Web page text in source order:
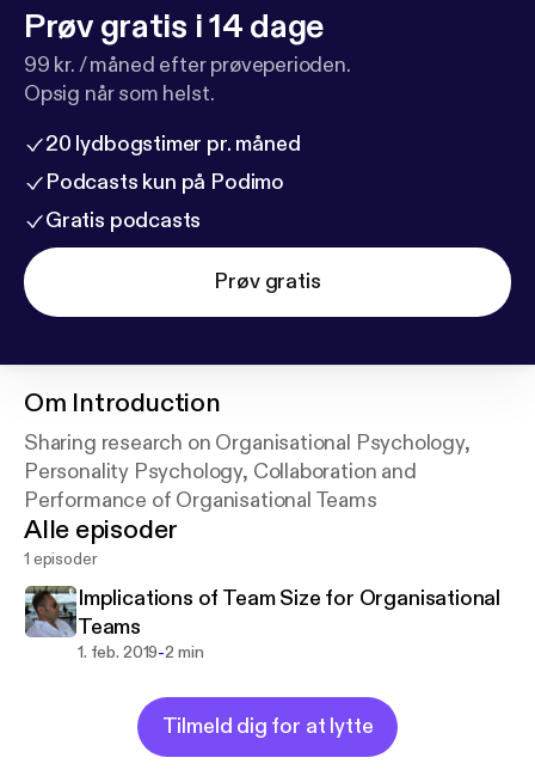
Prøv gratis i 14 dage
99 kr. / måned efter prøveperioden.
Opsig når som helst.
20 lydbogstimer pr. måned
Podcasts kun på Podimo
Gratis podcasts
Prøv gratis
Om Introduction
Sharing research on Organisational Psychology,
Personality Psychology, Collaboration and
Performance of Organisational Teams
Alle episoder
1 episoder
Implications of Team Size for Organisational
Teams
1. feb. 2019-2 min
Tilmeld dig for at lytte